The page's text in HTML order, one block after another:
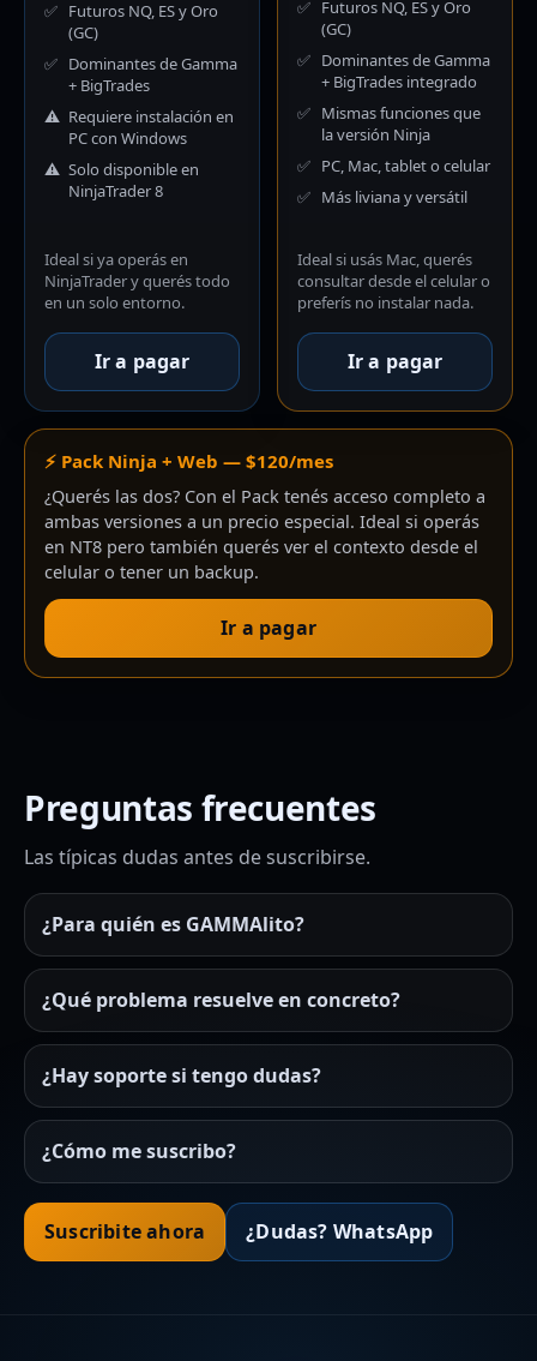
✅ Futuros NQ, ES y Oro
(GC)
✅ Dominantes de Gamma
+ BigTrades
⚠️ Requiere instalación en
PC con Windows
⚠️ Solo disponible en
NinjaTrader 8
Ideal si ya operás en
NinjaTrader y querés todo
en un solo entorno.
Ir a pagar
✅ Futuros NQ, ES y Oro
(GC)
✅ Dominantes de Gamma
+ BigTrades integrado
✅ Mismas funciones que
la versión Ninja
✅ PC, Mac, tablet o celular
✅ Más liviana y versátil
Ideal si usás Mac, querés
consultar desde el celular o
preferís no instalar nada.
Ir a pagar
⚡ Pack Ninja + Web — $120/mes
¿Querés las dos? Con el Pack tenés acceso completo a
ambas versiones a un precio especial. Ideal si operás
en NT8 pero también querés ver el contexto desde el
celular o tener un backup.
Ir a pagar
Preguntas frecuentes
Las típicas dudas antes de suscribirse.
¿Para quién es GAMMAlito?
¿Qué problema resuelve en concreto?
¿Hay soporte si tengo dudas?
¿Cómo me suscribo?
Suscribite ahora ¿Dudas? WhatsApp